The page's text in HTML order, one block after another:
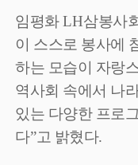
임평화LH삼봉사
이 스스로 봉사에
하는 모습이 자랑
역사회 속에서 나
있는 다양한 프로
다”고 밝혔다.